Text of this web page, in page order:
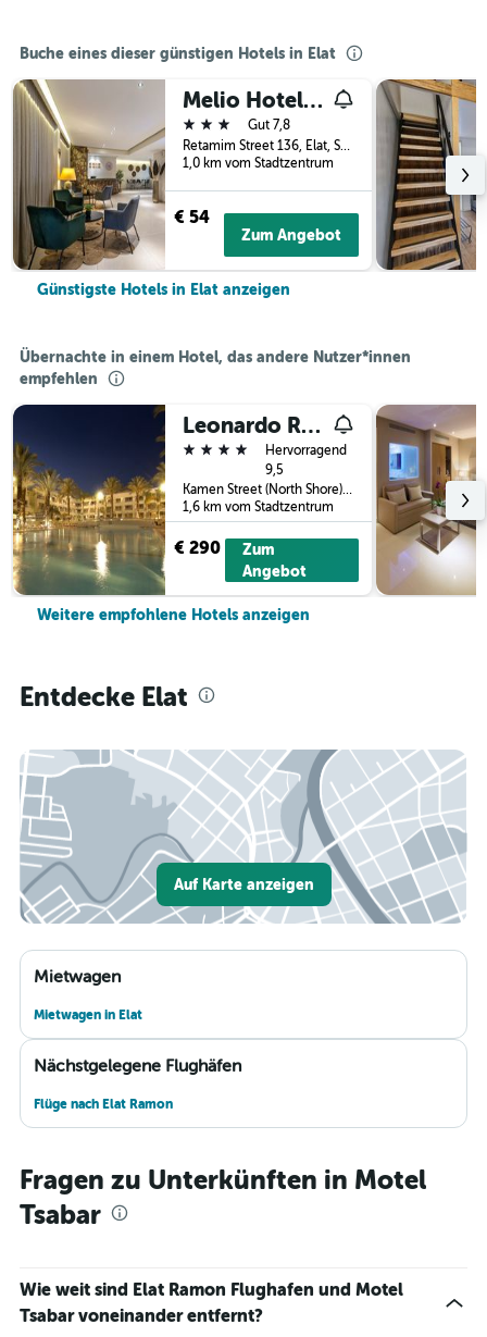
Buche eines dieser günstigen Hotels in Elat
Melio Hotel Eilat
3 Sterne
Gut 7,8
Retamim Street 136, Elat, Südbezirk (Israel), Israel
1,0 km vom Stadtzentrum
€ 54
Zum Angebot
Günstigste Hotels in Elat anzeigen
Übernachte in einem Hotel, das andere Nutzer*innen
empfehlen
Leonardo Royal Resort Eilat
4 Sterne
Hervorragend
9,5
Kamen Street (North Shore), Elat, Südbezirk (Israel), Israel
1,6 km vom Stadtzentrum
€ 290
Zum
Angebot
Weitere empfohlene Hotels anzeigen
Entdecke Elat
Auf Karte anzeigen
Mietwagen
Mietwagen in Elat
Nächstgelegene Flughäfen
Flüge nach Elat Ramon
Fragen zu Unterkünften in Motel
Tsabar
Wie weit sind Elat Ramon Flughafen und Motel
Tsabar voneinander entfernt?